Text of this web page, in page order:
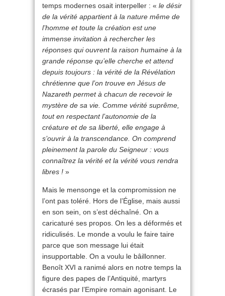
temps modernes osait interpeller : « le désir
de la vérité appartient à la nature même de
l’homme et toute la création est une
immense invitation à rechercher les
réponses qui ouvrent la raison humaine à la
grande réponse qu’elle cherche et attend
depuis toujours : la vérité de la Révélation
chrétienne que l’on trouve en Jésus de
Nazareth permet à chacun de recevoir le
mystère de sa vie. Comme vérité suprême,
tout en respectant l’autonomie de la
créature et de sa liberté, elle engage à
s’ouvrir à la transcendance. On comprend
pleinement la parole du Seigneur : vous
connaîtrez la vérité et la vérité vous rendra
libres ! »
Mais le mensonge et la compromission ne
l’ont pas toléré. Hors de l’Église, mais aussi
en son sein, on s’est déchaîné. On a
caricaturé ses propos. On les a déformés et
ridiculisés. Le monde a voulu le faire taire
parce que son message lui était
insupportable. On a voulu le bâillonner.
Benoît XVI a ranimé alors en notre temps la
figure des papes de l’Antiquité, martyrs
écrasés par l’Empire romain agonisant. Le